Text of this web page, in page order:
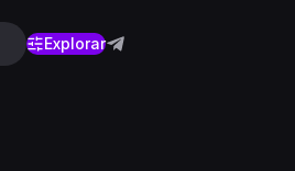
Explorar